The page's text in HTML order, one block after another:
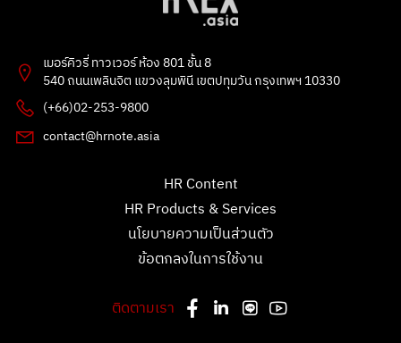
kitbowon srimai
2 คะแนน
1 คะแนน
Putthipanya Rueangsom
chitchanok Akkarasaringkan
ธัญลักษณ์ แก้วโปธา
1 คะแนน
1 คะแนน
ขันตี กลิ่นผกา
สุทิพยาภรณ์ หวังสุวรรณ
เมอร์คิวรี่ ทาวเวอร์ ห้อง 801 ชั้น 8
540 ถนนเพลินจิต แขวงลุมพินี เขตปทุมวัน กรุงเทพฯ 10330
(+66)02-253-9800
contact@hrnote.asia
HR Content
HR Products & Services
นโยบายความเป็นส่วนตัว
ข้อตกลงในการใช้งาน
ติดตามเรา